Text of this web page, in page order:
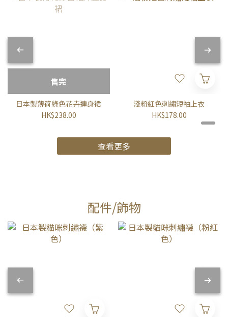
售完
日本製薄荷綠色花卉連身裙
HK$238.00
淺粉紅色刺繡短袖上衣
HK$178.00
查看更多
配件/飾物